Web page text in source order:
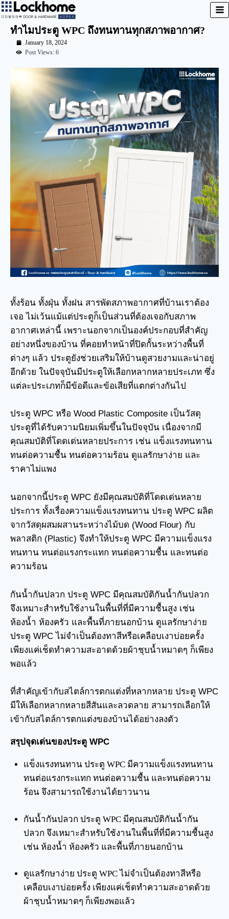
ทำไมประตู WPC ถึงทนทานทุกสภาพอากาศ?
January 18, 2024
Post Views: 6
ทั้งร้อน ทั้งฝุ่น ทั้งฝน สารพัดสภาพอากาศที่บ้านเราต้อง
เจอ ไม่เว้นแม้แต่ประตูก็เป็นส่วนที่ต้องเจอกับสภาพ
อากาศเหล่านี้ เพราะนอกจากเป็นองค์ประกอบที่สำคัญ
อย่างหนึ่งของบ้าน ที่คอยทำหน้าที่ปิดกั้นระหว่างพื้นที่
ต่างๆ แล้ว ประตูยังช่วยเสริมให้บ้านดูสวยงามและน่าอยู่
อีกด้วย ในปัจจุบันมีประตูให้เลือกหลากหลายประเภท ซึ่ง
แต่ละประเภทก็มีข้อดีและข้อเสียที่แตกต่างกันไป
ประตู WPC หรือ Wood Plastic Composite เป็นวัสดุ
ประตูที่ได้รับความนิยมเพิ่มขึ้นในปัจจุบัน เนื่องจากมี
คุณสมบัติที่โดดเด่นหลายประการ เช่น แข็งแรงทนทาน
ทนต่อความชื้น ทนต่อความร้อน ดูแลรักษาง่าย และ
ราคาไม่แพง
นอกจากนี้ประตู WPC ยังมีคุณสมบัติที่โดดเด่นหลาย
ประการ ทั้งเรื่องความแข็งแรงทนทาน ประตู WPC ผลิต
จากวัสดุผสมผสานระหว่างไม้บด (Wood Flour) กับ
พลาสติก (Plastic) จึงทำให้ประตู WPC มีความแข็งแรง
ทนทาน ทนต่อแรงกระแทก ทนต่อความชื้น และทนต่อ
ความร้อน
กันน้ำกันปลวก ประตู WPC มีคุณสมบัติกันน้ำกันปลวก
จึงเหมาะสำหรับใช้งานในพื้นที่ที่มีความชื้นสูง เช่น
ห้องน้ำ ห้องครัว และพื้นที่ภายนอกบ้าน ดูแลรักษาง่าย
ประตู WPC ไม่จำเป็นต้องทาสีหรือเคลือบเงาบ่อยครั้ง
เพียงแค่เช็ดทำความสะอาดด้วยผ้าชุบน้ำหมาดๆ ก็เพียง
พอแล้ว
ที่สำคัญเข้ากับสไตล์การตกแต่งที่หลากหลาย ประตู WPC
มีให้เลือกหลากหลายสีสันและลวดลาย สามารถเลือกให้
เข้ากับสไตล์การตกแต่งของบ้านได้อย่างลงตัว
สรุปจุดเด่นของประตู WPC
แข็งแรงทนทาน ประตู WPC มีความแข็งแรงทนทาน
ทนต่อแรงกระแทก ทนต่อความชื้น และทนต่อความ
ร้อน จึงสามารถใช้งานได้ยาวนาน
กันน้ำกันปลวก ประตู WPC มีคุณสมบัติกันน้ำกัน
ปลวก จึงเหมาะสำหรับใช้งานในพื้นที่ที่มีความชื้นสูง
เช่น ห้องน้ำ ห้องครัว และพื้นที่ภายนอกบ้าน
ดูแลรักษาง่าย ประตู WPC ไม่จำเป็นต้องทาสีหรือ
เคลือบเงาบ่อยครั้ง เพียงแค่เช็ดทำความสะอาดด้วย
ผ้าชุบน้ำหมาดๆ ก็เพียงพอแล้ว